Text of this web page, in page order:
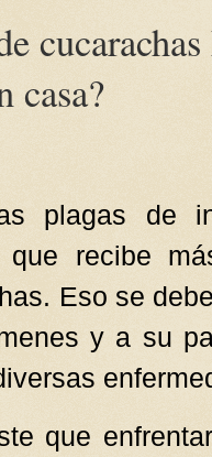
casa?
plagas de
que recibe
Eso se
y a su
que